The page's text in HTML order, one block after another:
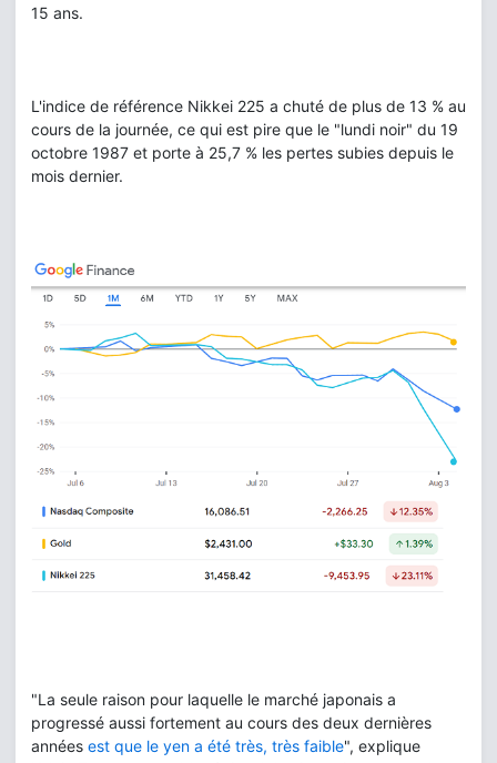
15 ans.
L'indice de référence Nikkei 225 a chuté de plus de 13 % au
cours de la journée, ce qui est pire que le "lundi noir" du 19
octobre 1987 et porte à 25,7 % les pertes subies depuis le
mois dernier.
"La seule raison pour laquelle le marché japonais a
progressé aussi fortement au cours des deux dernières
années est que le yen a été très, très faible", explique